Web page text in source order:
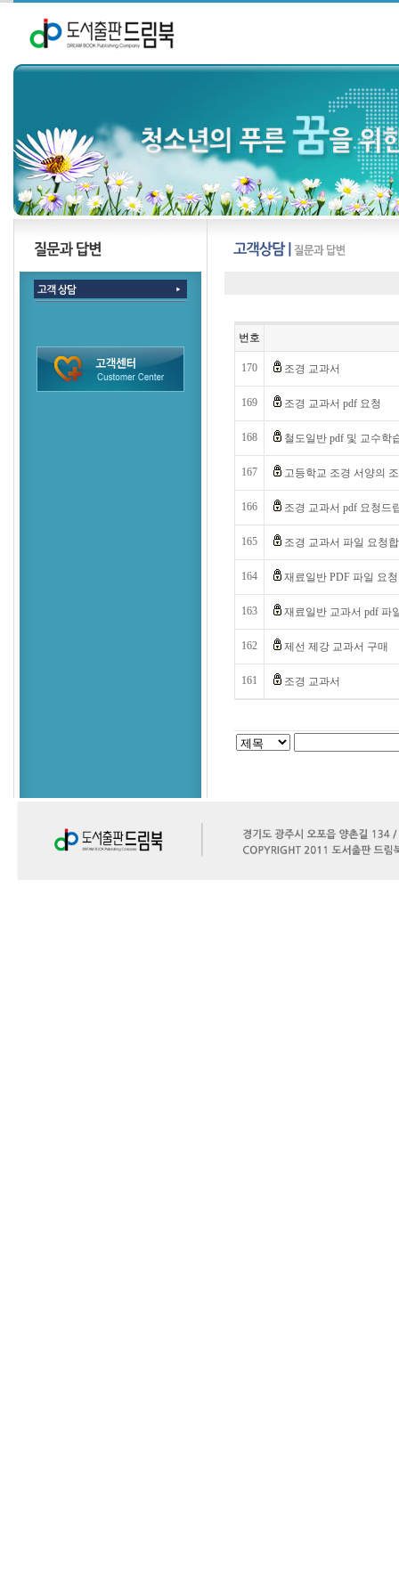
번호
170 조경 교과서
169 조경 교과서 pdf 요청
168 철도일반 pdf 및 교수학
167 고등학교 조경 서양의
166 조경 교과서 pdf 요청드
165 조경 교과서 파일 요청
164 재료일반 PDF 파일 요
163 재료일반 교과서 pdf 파
162 제선 제강 교과서 구매
161 조경 교과서